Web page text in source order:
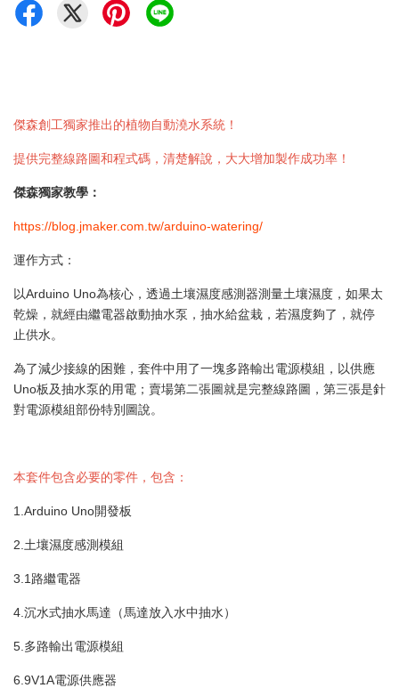
傑森創工獨家推出的植物自動澆水系統！
提供完整線路圖和程式碼，清楚解說，大大增加製作成功率！
傑森獨家教學：
https://blog.jmaker.com.tw/arduino-watering/
運作方式：
以Arduino Uno為核心，透過土壤濕度感測器測量土壤濕度，如果太
乾燥，就經由繼電器啟動抽水泵，抽水給盆栽，若濕度夠了，就停
止供水。
為了減少接線的困難，套件中用了一塊多路輸出電源模組，以供應
Uno板及抽水泵的用電；賣場第二張圖就是完整線路圖，第三張是針
對電源模組部份特別圖說。
本套件包含必要的零件，包含：
1.Arduino Uno開發板
2.土壤濕度感測模組
3.1路繼電器
4.沉水式抽水馬達（馬達放入水中抽水）
5.多路輸出電源模組
6.9V1A電源供應器